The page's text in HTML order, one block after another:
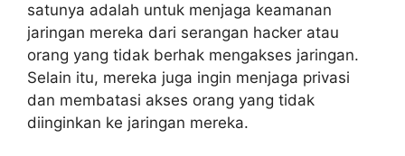
satunya adalah untuk menjaga keamanan
jaringan mereka dari serangan hacker atau
orang yang tidak berhak mengakses jaringan.
Selain itu, mereka juga ingin menjaga privasi
dan membatasi akses orang yang tidak
diinginkan ke jaringan mereka.